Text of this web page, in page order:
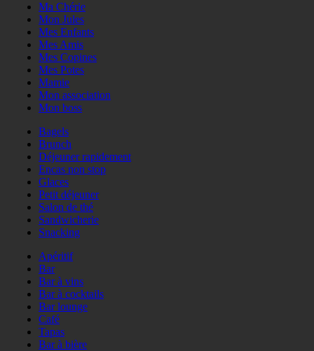
Ma Chérie
Mon Jules
Mes Enfants
Mes Amis
Mes Copines
Mes Potes
Mamie
Mon association
Mon boss
Bagels
Brunch
Déjeuner rapidement
Encas non stop
Glaces
Petit déjeuner
Salon de thé
Sandwicherie
Snacking
Apéritif
Bar
Bar à vins
Bar à cocktails
Bar lounge
Café
Tapas
Bar à bière